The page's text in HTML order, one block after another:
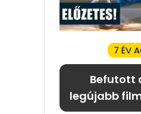
7 ÉV
Befutott
legújabb